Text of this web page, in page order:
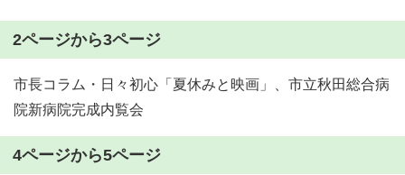
2ページから3ページ
市長コラム・日々初心「夏休みと映画」、市立秋田総合病
院新病院完成内覧会
4ページから5ページ